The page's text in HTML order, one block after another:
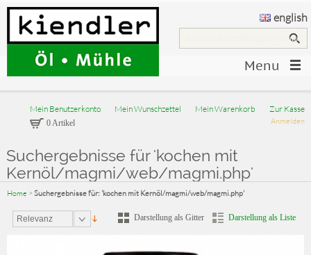
english
Menu
Mein Benutzerkonto Mein Wunschzettel Mein Warenkorb Zur Kasse
Anmelden
0 Artikel
Suchergebnisse für 'kochen mit
Kernöl/magmi/web/magmi.php'
Home > Suchergebnisse für: 'kochen mit Kernöl/magmi/web/magmi.php'
Relevanz Darstellung als Gitter Darstellung als Liste